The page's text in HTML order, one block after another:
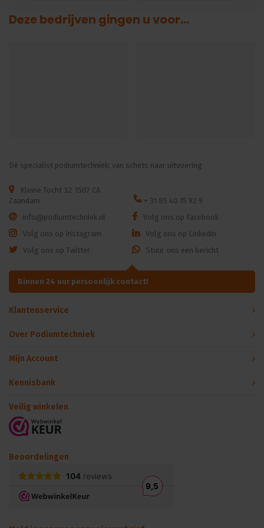
Deze bedrijven gingen u voor...
Dé specialist podiumtechniek; van schets naar uitvoering
Kleine Tocht 32 1507 CA
Zaandam
+ 31 85 40 15 92 9
info@podiumtechniek.nl
Volg ons op Facebook
Volg ons op Instagram
Volg ons op Linkedin
Volg ons op Twitter
Stuur ons een bericht
Binnen 24 uur persoonlijk contact!
Klantenservice
Over Podiumtechniek
Mijn Account
Kennisbank
Veilig winkelen
Beoordelingen